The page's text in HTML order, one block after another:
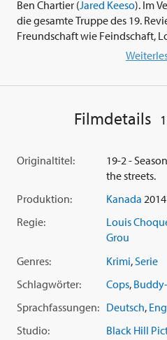
Ben Chartier (Jared Keeso). Im
die gesamte Truppe des 19.
Freundschaft wie Feindschaft,
porträtiert den
Polizeidrama. Willkommen im
03. Die Geburtstagsparty
04. Die Party
07. Problem mit Theo
08. Hüttenzauber
10. Abschied
Filmdetails
Originaltitel:
19-2 -
the streets.
Produktion:
Kanada 2014
Regie:
Louis
Grou
Genres:
Krimi, Serie
Schlagwörter:
Cops,
Sprachfassungen: Deutsch,
Studio:
Black Hill